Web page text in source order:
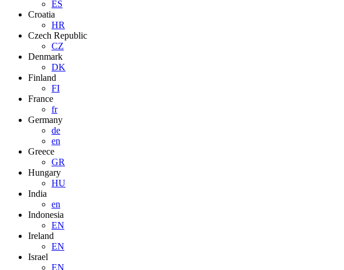
ES
Croatia
HR
Czech Republic
CZ
Denmark
DK
Finland
FI
France
fr
Germany
de
en
Greece
GR
Hungary
HU
India
en
Indonesia
EN
Ireland
EN
Israel
EN